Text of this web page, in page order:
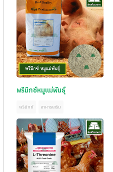
พรีมิกซ์หมูแม่พันธุ์
พรีมิกซ์ อาหารเสริม